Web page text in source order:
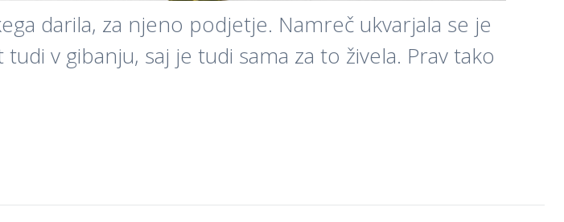
darila, za njeno podjetje. Namreč ukvarjala se je
v gibanju, saj je tudi sama za to živela. Prav tako